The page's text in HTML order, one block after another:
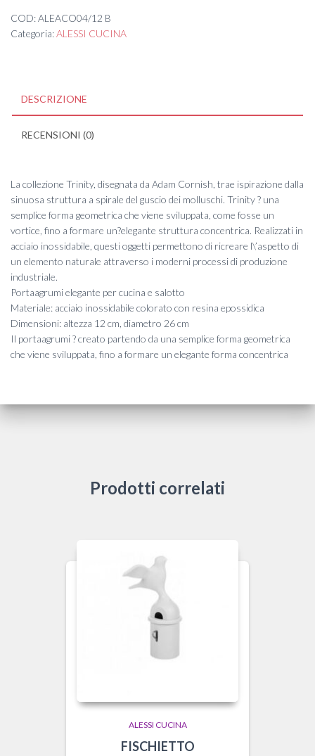
quantità
COD:ALEACO04/12 B
Categoria:ALESSI CUCINA
DESCRIZIONE
RECENSIONI (0)
La collezione Trinity, disegnata da Adam Cornish, trae ispirazione dalla
sinuosa struttura a spirale del guscio dei molluschi. Trinity ? una
semplice forma geometrica che viene sviluppata, come fosse un
vortice, fino a formare un?elegante struttura concentrica. Realizzati in
acciaio inossidabile, questi oggetti permettono di ricreare l\’aspetto di
un elemento naturale attraverso i moderni processi di produzione
industriale.
Portaagrumi elegante per cucina e salotto
Materiale: acciaio inossidabile colorato con resina epossidica
Dimensioni: altezza 12 cm, diametro 26 cm
Il portaagrumi ? creato partendo da una semplice forma geometrica
che viene sviluppata, fino a formare un elegante forma concentrica
Prodotti correlati
ALESSI CUCINA
FISCHIETTO